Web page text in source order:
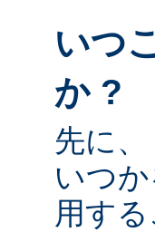
いつ
か ?
先に
いつ
用す